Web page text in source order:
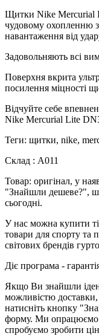
Щитки Nike Mercurial
чудовому охопленню
навантаження від
Задовольняють всі
Поверхня вкрита
посилення міцності
Відчуйте себе
Nike Mercurial Lite
Теги: щитки, nike,
Склад : А011
Товар: оригінал, у
"Знайшли дешеве?",
сьогодні.
У нас можна купити
товари для спорту та
світових брендів
Діє програма -
Якщо Ви знайшли
можливістю
натисніть кнопку
форму. Ми опрацюємо
спробуємо зробити